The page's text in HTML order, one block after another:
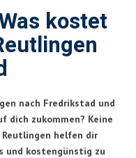
kostet
nach Fredrikstad und
dich zukommen? Keine
Reutlingen helfen dir
und kostengünstig zu